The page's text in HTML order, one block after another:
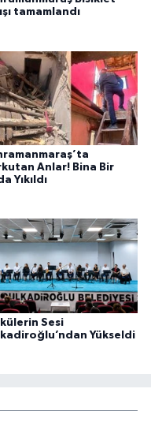
tamamlandı
Anlar! Bina Bir
Yıkıldı
Sesi
Yükseldi